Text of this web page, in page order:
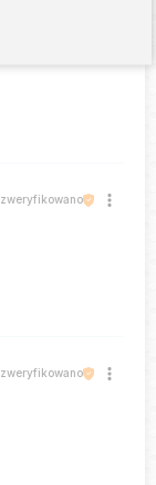
zweryfikowano
zweryfikowano